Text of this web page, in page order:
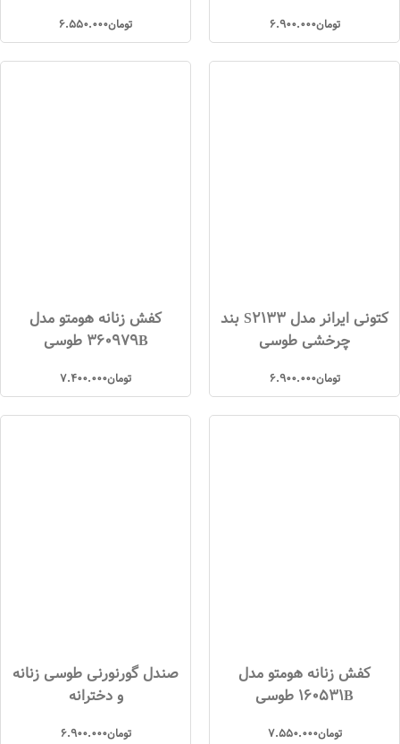
تومان6.900.000 تومان6.550.000
کتونی ایرانر مدل S2133 بند
چرخشی طوسی
تومان6.900.000
کفش زنانه هومتو مدل
360979B طوسی
تومان7.400.000
کفش زنانه هومتو مدل
160531B طوسی
تومان7.550.000
صندل گورنورنی طوسی زنانه
و دخترانه
تومان6.900.000